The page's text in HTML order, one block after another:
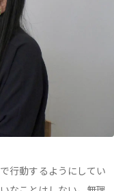
行動するようにしてい